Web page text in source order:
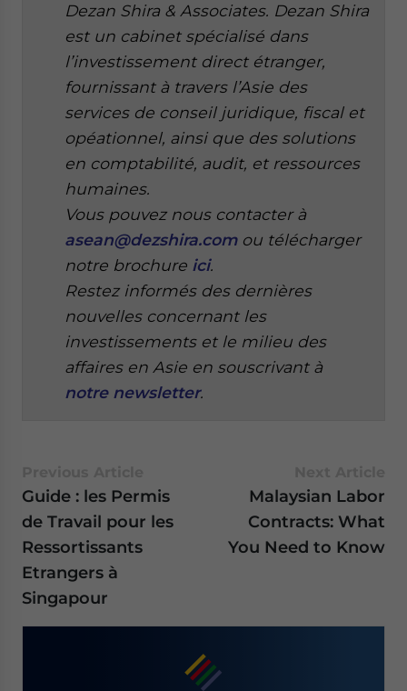
Dezan Shira & Associates. Dezan Shira
est un cabinet spécialisé dans
l’investissement direct étranger,
fournissant à travers l’Asie des
services de conseil juridique, fiscal et
opéationnel, ainsi que des solutions
en comptabilité, audit, et ressources
humaines.
Vous pouvez nous contacter à
asean@dezshira.com ou télécharger
notre brochure ici.
Restez informés des dernières
nouvelles concernant les
investissements et le milieu des
affaires en Asie en souscrivant à
notre newsletter.
Guide : les Permis
de Travail pour les
Ressortissants
Etrangers à
Singapour
Malaysian Labor
Contracts: What
You Need to Know